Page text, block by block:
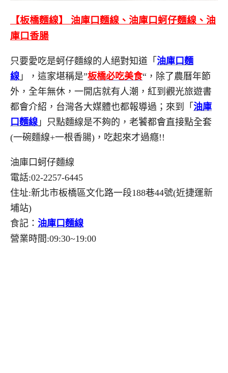
【板橋麵線】 油庫口麵線、油庫口蚵仔麵線、油
庫口香腸
只要愛吃是蚵仔麵線的人絕對知道「 油庫口麵
線 」，這家堪稱是”板橋必吃美食“，除了農曆年節
外，全年無休，一開店就有人潮，紅到觀光旅遊書
都會介紹，台灣各大媒體也都報導過；來到「 油庫
口麵線 」只點麵線是不夠的，老饕都會直接點全套
(一碗麵線+一根香腸)，吃起來才過癮!!
油庫口蚵仔麵線
電話:02-2257-6445
住址:新北市板橋區文化路一段188巷44號(近捷運新
埔站)
食記： 油庫口麵線
營業時間:09:30~19:00